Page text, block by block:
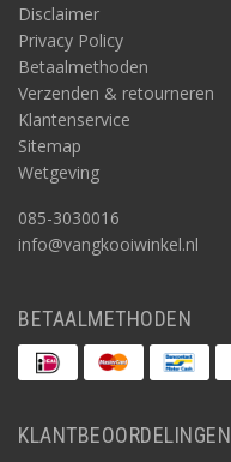
Disclaimer
Privacy Policy
Betaalmethoden
Verzenden & retourneren
Klantenservice
Sitemap
Wetgeving
085-3030016
info@vangkooiwinkel.nl
BETAALMETHODEN
KLANTBEOORDELINGEN